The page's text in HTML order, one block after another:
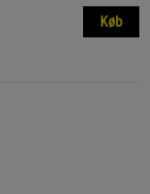
Køb